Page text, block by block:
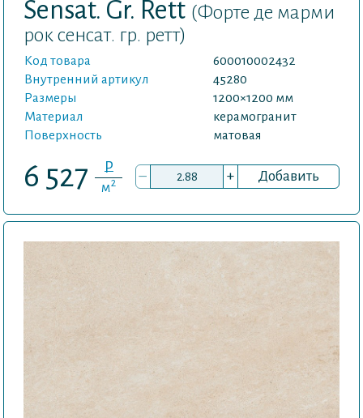
Sensat. Gr. Rett (Форте де марми
рок сенсат. гр. ретт)
Код товара
600010002432
Внутренний артикул
45280
Размеры
1200×1200 мм
Материал
керамогранит
Поверхность
матовая
6 527 P
м2 – + Добавить